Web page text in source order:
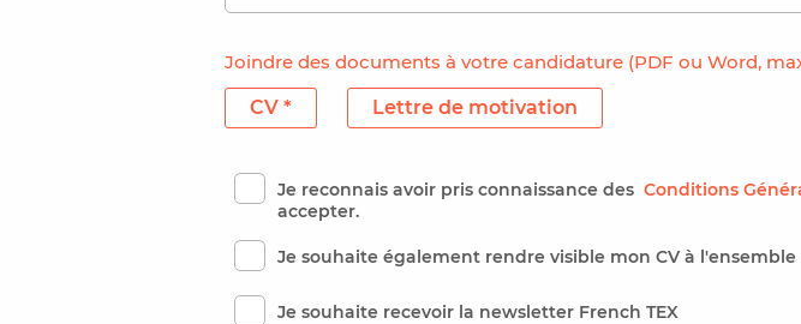
Joindre des documents à votre candidature (PDF ou Word,
CV *
Lettre de motivation
Je reconnais avoir pris connaissance des Conditions
accepter.
Je souhaite également rendre visible mon CV à
Je souhaite recevoir la newsletter French TEX